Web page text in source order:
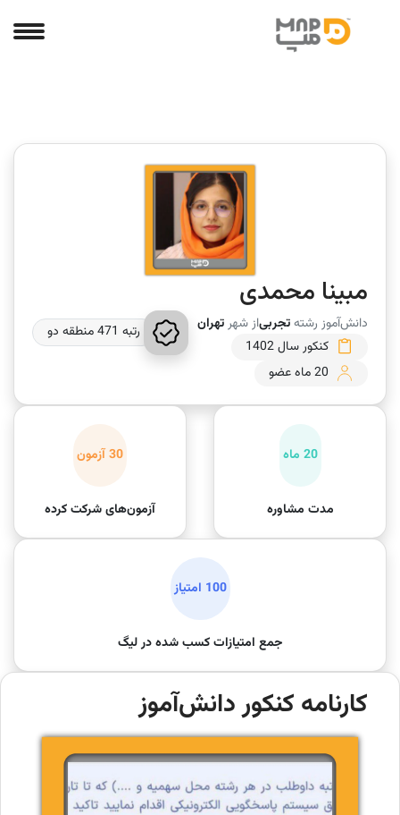
مبینا محمدی
دانش‌آموز رشتهتجربیاز شهرتهران
کنکور سال 1402
20 ماه عضو
رتبه 471 منطقه دو
20 ماه
مدت مشاوره
30 آزمون
آزمون‌های شرکت کرده
100 امتیاز
جمع امتیازات کسب شده در لیگ
کارنامه کنکور دانش‌آموز